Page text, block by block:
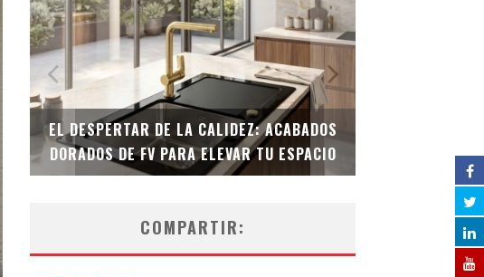
EL DESPERTAR DE LA CALIDEZ: ACABADOS
DORADOS DE FV PARA ELEVAR TU ESPACIO
EL INODORO
COMPARTIR: